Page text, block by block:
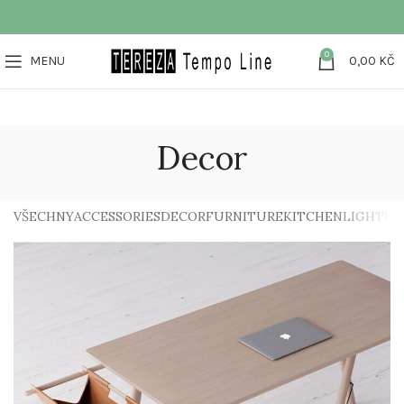
MENU 0 0,00 KČ
Decor
VŠECHNYACCESSORIESDECORFURNITUREKITCHEN